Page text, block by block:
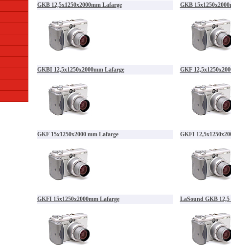
GKB 12,5x1250x2000mm Lafarge GKB
GKBI 12,5x1250x2000mm Lafarge GKF
GKF 15x1250x2000 mm Lafarge GKFI
GKFI 15x1250x2000mm Lafarge LaSound GKB